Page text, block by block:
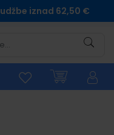
iznad 62,50 €